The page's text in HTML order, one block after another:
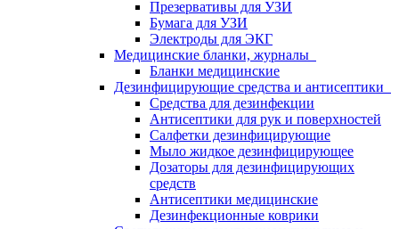
Презервативы для УЗИ
Бумага для УЗИ
Электроды для ЭКГ
Медицинские бланки, журналы
Бланки медицинские
Дезинфицирующие средства и антисептики
Средства для дезинфекции
Антисептики для рук и поверхностей
Салфетки дезинфицирующие
Мыло жидкое дезинфицирующее
Дозаторы для дезинфицирующих
средств
Антисептики медицинские
Дезинфекционные коврики